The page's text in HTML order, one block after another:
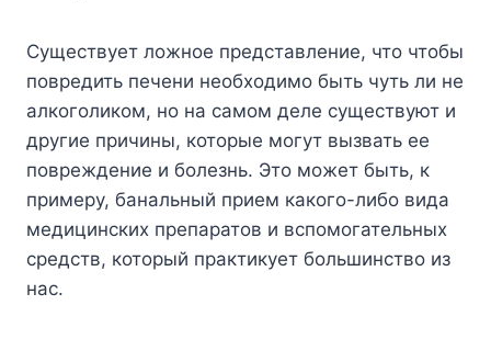
Существует ложное представление, что чтобы
повредить печени необходимо быть чуть ли не
алкоголиком, но на самом деле существуют и
другие причины, которые могут вызвать ее
повреждение и болезнь. Это может быть, к
примеру, банальный прием какого-либо вида
медицинских препаратов и вспомогательных
средств, который практикует большинство из
нас.